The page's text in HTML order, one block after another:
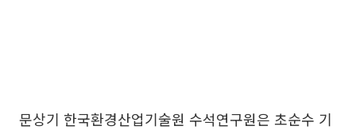
문상기 한국환경산업기술원 수석연구원은 초순수 기